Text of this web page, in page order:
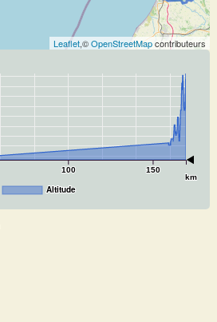
Leaflet,©OpenStreetMapcontributeurs
100 150
km
Altitude